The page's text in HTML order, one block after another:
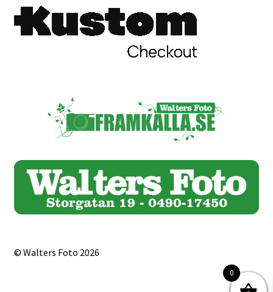
Köpvillkor
Mitt konto
Walters Bloggen
© Walters Foto 2026
0